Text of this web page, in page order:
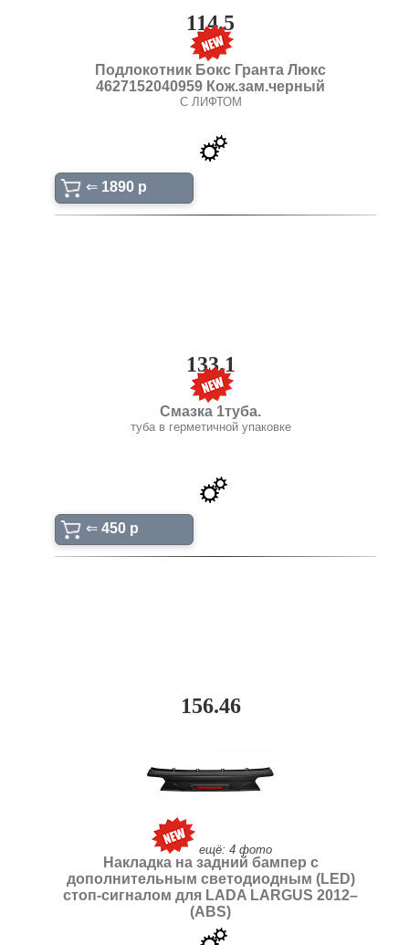
114.5
Подлокотник Бокс Гранта Люкс
4627152040959 Кож.зам.черный
С ЛИФТОМ
⇐ 1890 p
133.1
Смазка 1туба.
туба в герметичной упаковке
⇐ 450 p
156.46
ещё: 4 фото
Накладка на задний бампер с
дополнительным светодиодным (LED)
стоп-сигналом для LADA LARGUS 2012–
(ABS)